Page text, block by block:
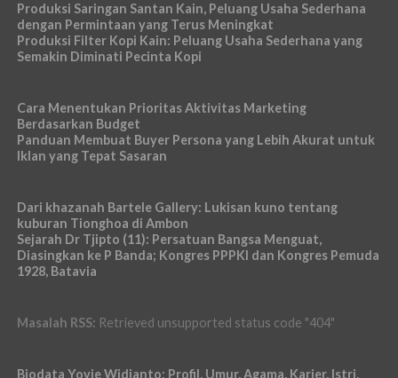
Produksi Saringan Santan Kain, Peluang Usaha Sederhana
dengan Permintaan yang Terus Meningkat
Produksi Filter Kopi Kain: Peluang Usaha Sederhana yang
Semakin Diminati Pecinta Kopi
Cara Menentukan Prioritas Aktivitas Marketing
Berdasarkan Budget
Panduan Membuat Buyer Persona yang Lebih Akurat untuk
Iklan yang Tepat Sasaran
Dari khazanah Bartele Gallery: Lukisan kuno tentang
kuburan Tionghoa di Ambon
Sejarah Dr Tjipto (11): Persatuan Bangsa Menguat,
Diasingkan ke P Banda; Kongres PPPKI dan Kongres Pemuda
1928, Batavia
Masalah RSS: Retrieved unsupported status code "404"
Biodata Yovie Widianto: Profil, Umur, Agama, Karier, Istri,